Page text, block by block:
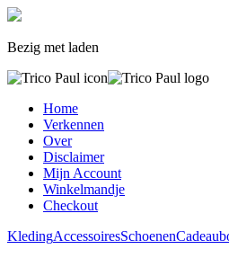
Bezig met laden
Home
Verkennen
Over
Disclaimer
Mijn Account
Winkelmandje
Checkout
KledingAccessoiresSchoenen